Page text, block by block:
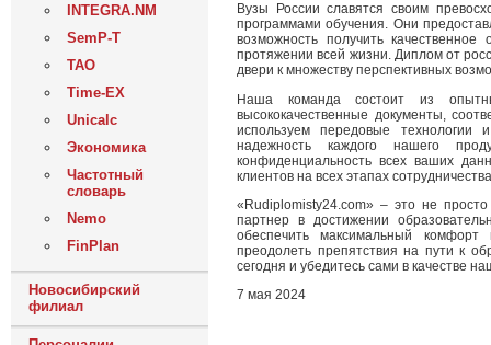
INTEGRA.NM
SemP-T
ТАО
Time-EX
Unicalc
Экономика
Частотный
словарь
Nemo
FinPlan
Новосибирский
филиал
Вузы России славятся своим
программами обучения. Они
возможность получить
протяжении всей жизни. Диплом от
двери к множеству перспективных
Наша команда состоит из
высококачественные документы,
используем передовые технологии
надежность каждого нашего
конфиденциальность всех ваших
клиентов на всех этапах
«Rudiplomisty24.com» – это не
партнер в достижении
обеспечить максимальный
преодолеть препятствия на пути к
сегодня и убедитесь сами в качестве
7 мая 2024